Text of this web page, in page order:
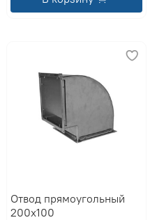
Отвод прямоугольный
200x100